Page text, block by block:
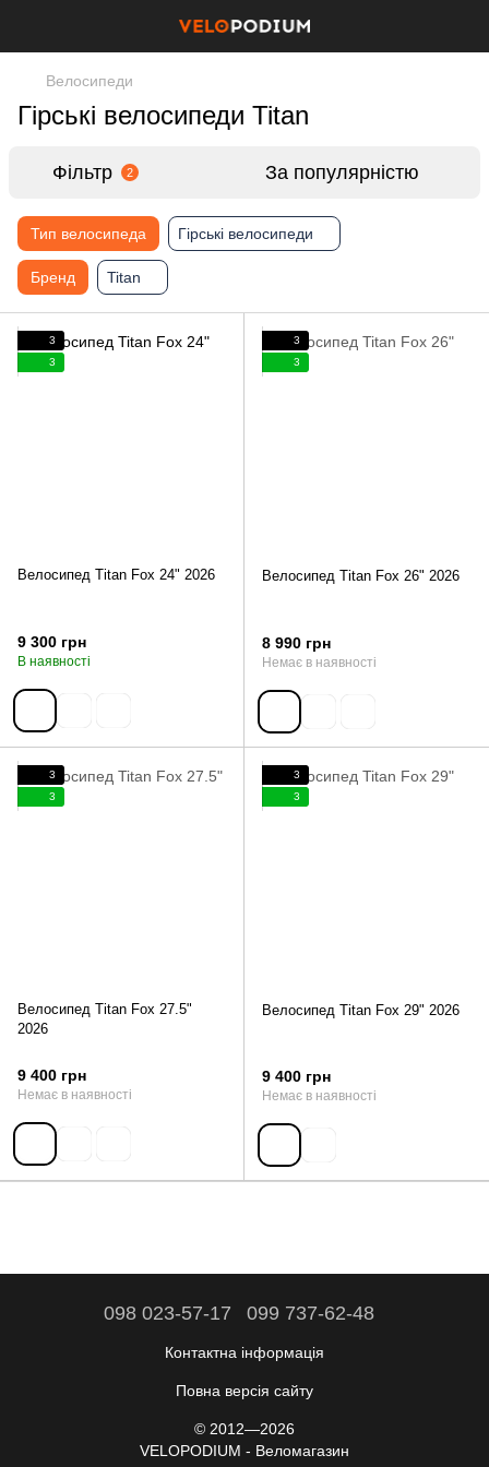
Велосипеди
Гірські велосипеди Titan
Фільтр 2 За популярністю
Тип велосипеда Гірські велосипеди
Бренд Titan
3
3
Велосипед Titan Fox 24" 2026
9 300 грн
В наявності
3
3
Велосипед Titan Fox 26" 2026
8 990 грн
Немає в наявності
3
3
Велосипед Titan Fox 27.5"
2026
9 400 грн
Немає в наявності
3
3
Велосипед Titan Fox 29" 2026
9 400 грн
Немає в наявності
098 023-57-17 099 737-62-48
Контактна інформація
Повна версія сайту
© 2012—2026
VELOPODIUM - Веломагазин